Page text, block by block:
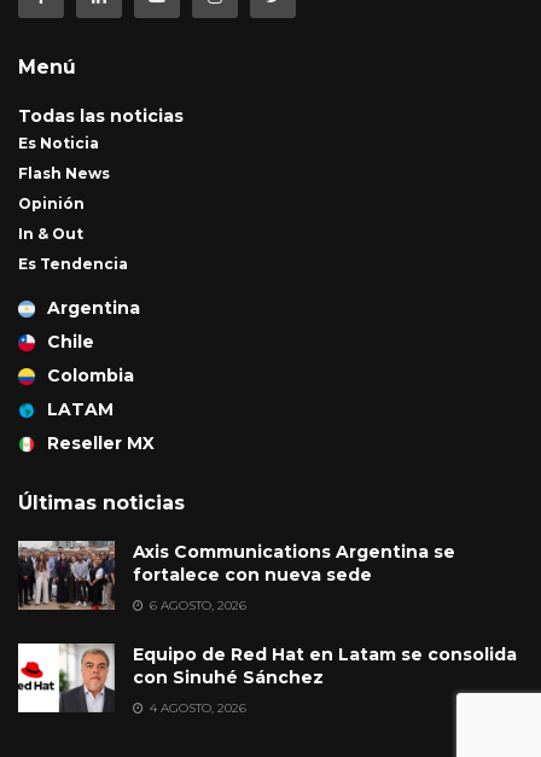
Menú
Todas las noticias
Es Noticia
Flash News
Opinión
In & Out
Es Tendencia
Argentina
Chile
Colombia
LATAM
Reseller MX
Últimas noticias
Axis Communications Argentina se
fortalece con nueva sede
6 AGOSTO, 2026
Equipo de Red Hat en Latam se consolida
con Sinuhé Sánchez
4 AGOSTO, 2026